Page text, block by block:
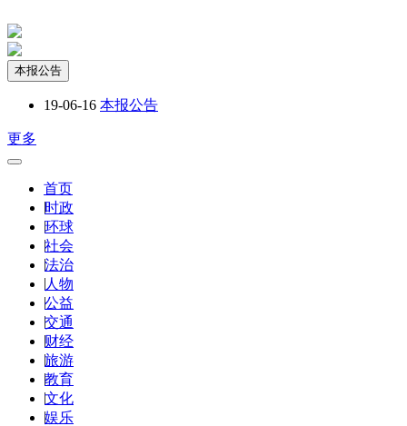
本报公告
19-06-16 本报公告
更多
首页
|时政
|环球
|社会
|法治
|人物
|公益
|交通
|财经
|旅游
|教育
|文化
|娱乐